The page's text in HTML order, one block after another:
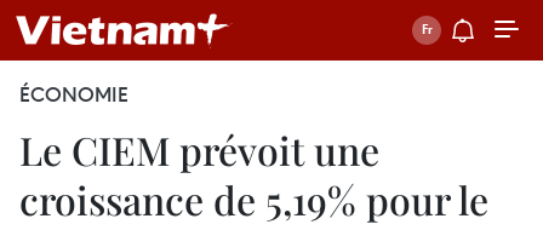
ÉCONOMIE
Le CIEM prévoit une
croissance de 5,19% pour le